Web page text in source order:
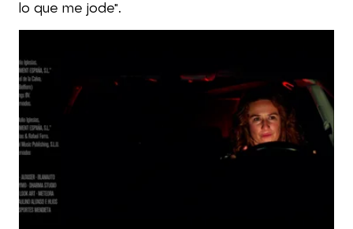
lo que me jode".